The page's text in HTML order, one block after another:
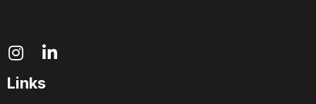
Links